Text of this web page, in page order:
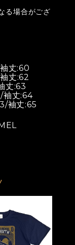
る場合がござ
丈:60
丈:62
丈:63
袖丈:64
袖丈:65